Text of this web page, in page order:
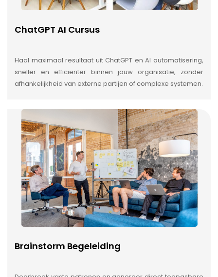
ChatGPT AI Cursus
Haal maximaal resultaat uit ChatGPT en AI automatisering,
sneller en efficiënter binnen jouw organisatie, zonder
afhankelijkheid van externe partijen of complexe systemen.
Brainstorm Begeleiding